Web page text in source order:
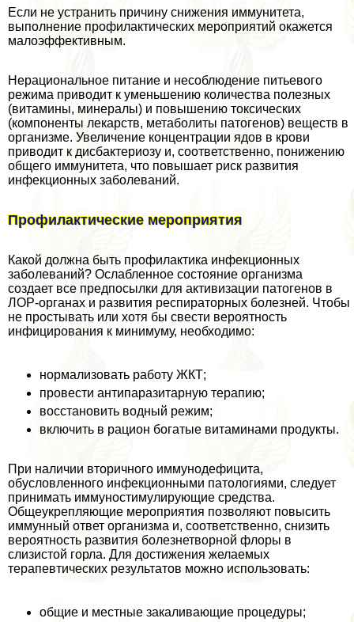
Если не устранить причину снижения иммунитета,
выполнение профилактических мероприятий окажется
малоэффективным.
Нерациональное питание и несоблюдение питьевого
режима приводит к уменьшению количества полезных
(витамины, минералы) и повышению токсических
(компоненты лекарств, метаболиты патогенов) веществ в
организме. Увеличение концентрации ядов в крови
приводит к дисбактериозу и, соответственно, понижению
общего иммунитета, что повышает риск развития
инфекционных заболеваний.
Профилактические мероприятия
Какой должна быть профилактика инфекционных
заболеваний? Ослабленное состояние организма
создает все предпосылки для активизации патогенов в
ЛОР-органах и развития респираторных болезней. Чтобы
не простывать или хотя бы свести вероятность
инфицирования к минимуму, необходимо:
нормализовать работу ЖКТ;
провести антипаразитарную терапию;
восстановить водный режим;
включить в рацион богатые витаминами продукты.
При наличии вторичного иммунодефицита,
обусловленного инфекционными патологиями, следует
принимать иммуностимулирующие средства.
Общеукрепляющие мероприятия позволяют повысить
иммунный ответ организма и, соответственно, снизить
вероятность развития болезнетворной флоры в
слизистой горла. Для достижения желаемых
терапевтических результатов можно использовать:
общие и местные закаливающие процедуры;